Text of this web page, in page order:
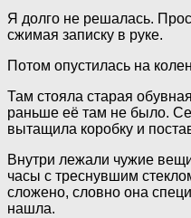
Я долго не решалась.
сжимая записку в руке.
Потом опустилась на
Там стояла старая
раньше её там не было.
вытащила коробку и
Внутри лежали чужие
часы с треснувшим
сложено, словно она
нашла.